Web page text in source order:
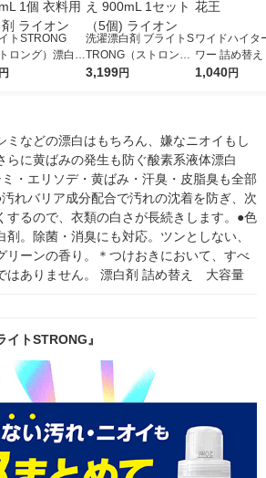
トSTRONG
トロング）漂白＆
ェル 本体 510
円
洗濯漂白剤 ブライトS
TRONG（ストロン
グ）漂白＆抗菌ジェル
3,199円
ワイドハイタ
ワー 詰め替
1セット（2個入)
1,040円
ミなどの漂白はもちろん、嫌なニオイもし
らに黄ばみの発生も防ぐ酸素系液体漂白
・エリソデ・黄ばみ・汗臭・皮脂臭も全部
れバリア成分配合で汚れの沈着を防ぎ、次
するので、衣類の白さが長続きします。●色
。除菌・消臭にも対応。ツンとしない、
リーンの香り。＊つけおきにおいて、すべ
はありません。 漂白剤 詰め替え　大容量
トSTRONG』